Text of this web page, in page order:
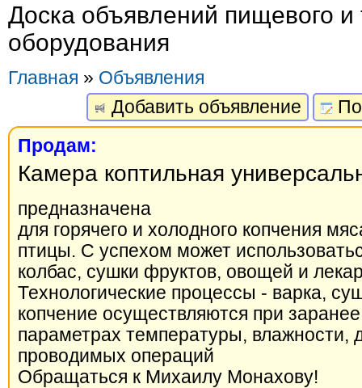
Доска объявлений пищевого и
оборудования
Главная » Объявления
Добавить объявление
Продам:
Камера коптильная
предназначена
для горячего и холодного копчения
птицы. C успехом может
колбас, сушки фруктов, овощей и
Технологические процессы - варка,
копчение осуществляются при
параметрах температуры, влажности,
проводимых операций
Обращаться к Михаилу Монахову!